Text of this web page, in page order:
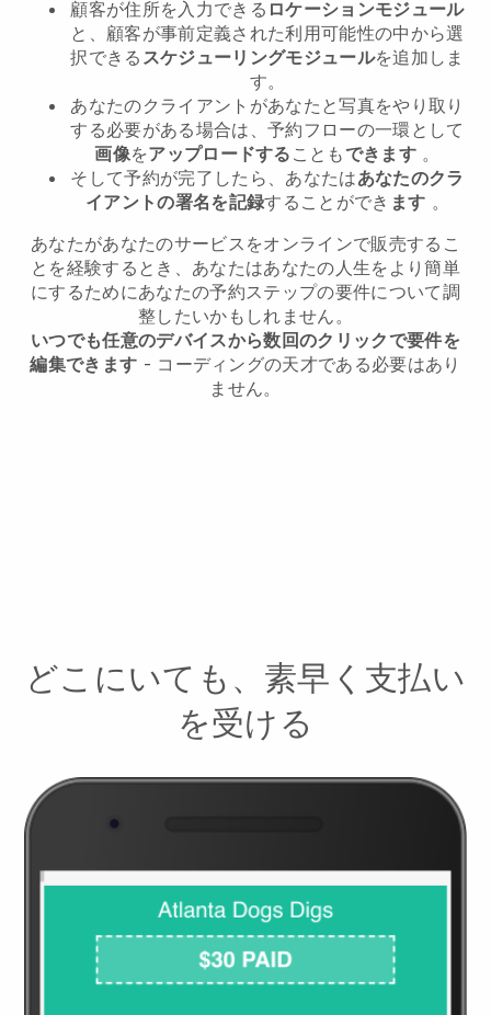
顧客が住所を入力できる ロケーションモジュール
と、顧客が事前定義された利用可能性の中から選
択できる スケジューリングモジュールを追加しま
す。
あなたのクライアントがあなたと写真をやり取り
する必要がある場合は、予約フローの一環として
画像をアップロードする こともできます 。
そして予約が完了したら、あなたはあなたのクラ
イアントの署名を記録することができ ます 。
あなたがあなたのサービスをオンラインで販売するこ
とを経験するとき、あなたはあなたの人生をより簡単
にするためにあなたの予約ステップの要件について調
整したいかもしれません。
いつでも任意のデバイスから数回のクリックで要件を
編集できます - コーディングの天才である必要はあり
ません。
どこにいても、素早く支払い
を受ける